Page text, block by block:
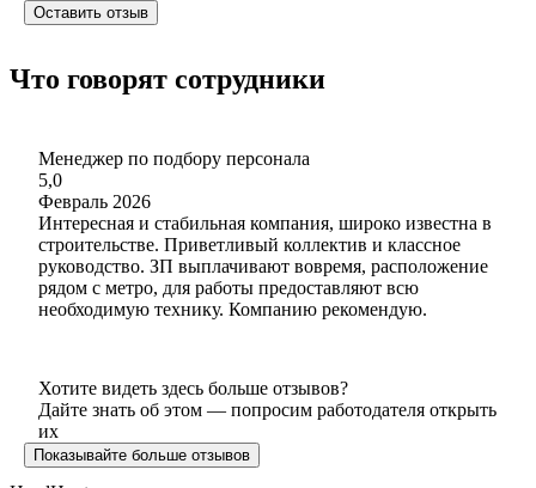
Оставить отзыв
Что говорят сотрудники
Менеджер по подбору персонала
5,0
Февраль 2026
Интересная и стабильная компания, широко известна в
строительстве. Приветливый коллектив и классное
руководство. ЗП выплачивают вовремя, расположение
рядом с метро, для работы предоставляют всю
необходимую технику. Компанию рекомендую.
Хотите видеть здесь больше отзывов?
Дайте знать об этом — попросим работодателя открыть
их
Показывайте больше отзывов